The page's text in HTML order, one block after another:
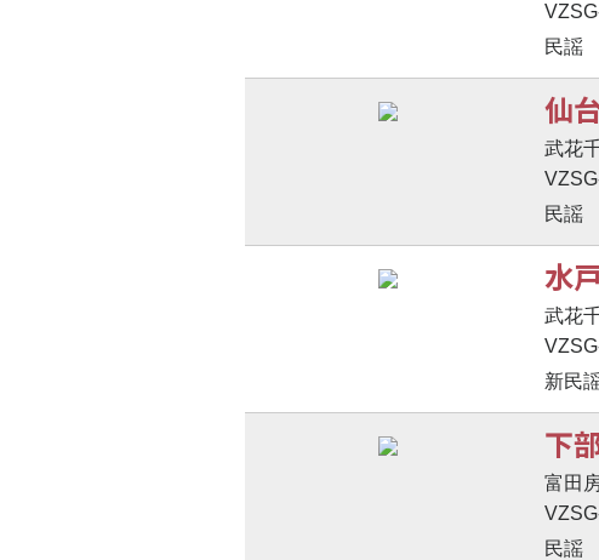
民謡
仙
武花
民謡
水
武花
新民
下
富田
民謡